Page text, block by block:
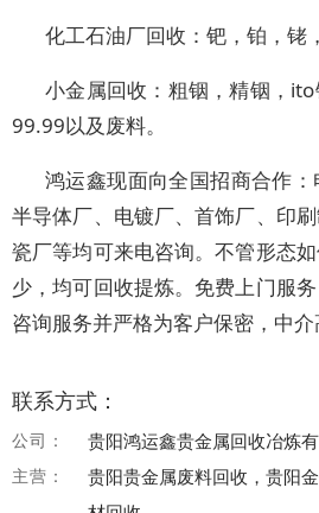
化工石油厂回收：钯，铂，铑
小金属回收：粗铟，精铟，
99.99以及废料。
鸿运鑫现面向全国招商合作：
半导体厂、电镀厂、首饰厂、印
瓷厂等均可来电咨询。不管形态
少，均可回收提炼。免费上门服
咨询服务并严格为客户保密，中介
联系方式：
公司： 贵阳鸿运鑫贵金属回收冶炼
主营：
贵阳贵金属废料回收，贵阳